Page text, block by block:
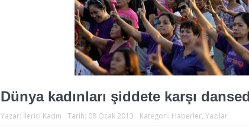
Dünya kadınları şiddete karşı
Yazar: İlerici Kadın Tarih: 08 Ocak 2013 Kategori: Haberler, Yazılar